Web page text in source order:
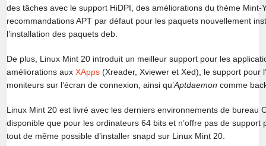
des tâches avec le support HiDPI, des améliorations du thème Mint-
recommandations APT par défaut pour les paquets nouvellement
l’installation des paquets deb.
De plus, Linux Mint 20 introduit un meilleur support pour les
améliorations auxXApps (Xreader, Xviewer et Xed), le support pour
moniteurs sur l’écran de connexion, ainsi qu’Aptdaemon comme
Linux Mint 20 est livré avec les derniers environnements de bureau
disponible que pour les ordinateurs 64 bits et n’offre pas de
tout de même possible d’installer snapd sur Linux Mint 20.